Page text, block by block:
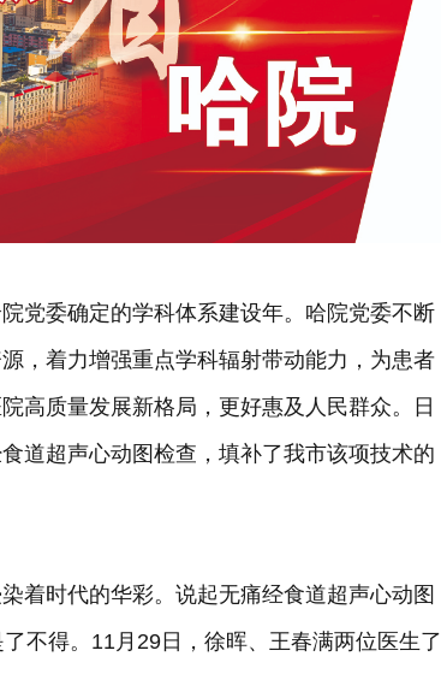
党委确定的学科体系建设年。哈院党委不断
，着力增强重点学科辐射带动能力，为患者
高质量发展新格局，更好惠及人民群众。日
道超声心动图检查，填补了我市该项技术的
着时代的华彩。说起无痛经食道超声心动图
不得。11月29日，徐晖、王春满两位医生了